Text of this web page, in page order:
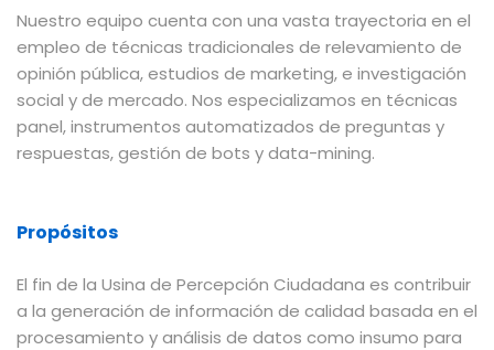
Nuestro equipo cuenta con una vasta trayectoria en el
empleo de técnicas tradicionales de relevamiento de
opinión pública, estudios de marketing, e investigación
social y de mercado. Nos especializamos en técnicas
panel, instrumentos automatizados de preguntas y
respuestas, gestión de bots y data-mining.
Propósitos
El fin de la Usina de Percepción Ciudadana es contribuir
a la generación de información de calidad basada en el
procesamiento y análisis de datos como insumo para